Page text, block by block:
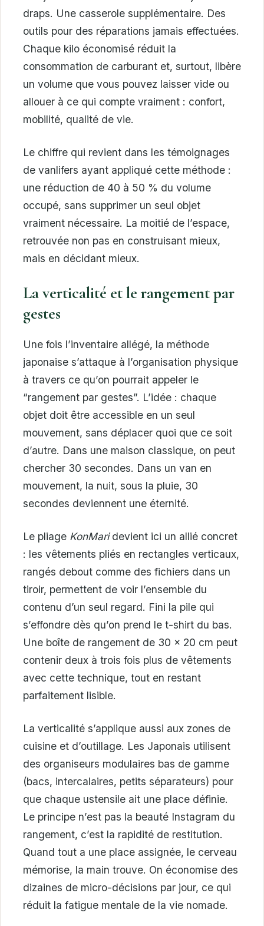
draps. Une casserole supplémentaire. Des
outils pour des réparations jamais effectuées.
Chaque kilo économisé réduit la
consommation de carburant et, surtout, libère
un volume que vous pouvez laisser vide ou
allouer à ce qui compte vraiment : confort,
mobilité, qualité de vie.
Le chiffre qui revient dans les témoignages
de vanlifers ayant appliqué cette méthode :
une réduction de 40 à 50 % du volume
occupé, sans supprimer un seul objet
vraiment nécessaire. La moitié de l’espace,
retrouvée non pas en construisant mieux,
mais en décidant mieux.
La verticalité et le rangement par
gestes
Une fois l’inventaire allégé, la méthode
japonaise s’attaque à l’organisation physique
à travers ce qu’on pourrait appeler le
“rangement par gestes”. L’idée : chaque
objet doit être accessible en un seul
mouvement, sans déplacer quoi que ce soit
d’autre. Dans une maison classique, on peut
chercher 30 secondes. Dans un van en
mouvement, la nuit, sous la pluie, 30
secondes deviennent une éternité.
Le pliage KonMaridevient ici un allié concret
: les vêtements pliés en rectangles verticaux,
rangés debout comme des fichiers dans un
tiroir, permettent de voir l’ensemble du
contenu d’un seul regard. Fini la pile qui
s’effondre dès qu’on prend le t-shirt du bas.
Une boîte de rangement de 30 x 20 cm peut
contenir deux à trois fois plus de vêtements
avec cette technique, tout en restant
parfaitement lisible.
La verticalité s’applique aussi aux zones de
cuisine et d’outillage. Les Japonais utilisent
des organiseurs modulaires bas de gamme
(bacs, intercalaires, petits séparateurs) pour
que chaque ustensile ait une place définie.
Le principe n’est pas la beauté Instagram du
rangement, c’est la rapidité de restitution.
Quand tout a une place assignée, le cerveau
mémorise, la main trouve. On économise des
dizaines de micro-décisions par jour, ce qui
réduit la fatigue mentale de la vie nomade.